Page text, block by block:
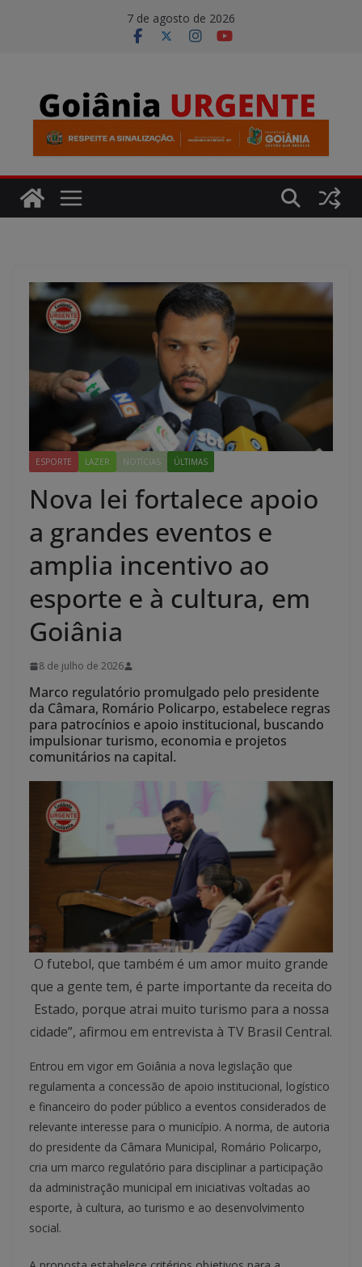
7 de agosto de 2026
ESPORTE LAZER NOTÍCIAS ÚLTIMAS
Nova lei fortalece apoio
a grandes eventos e
amplia incentivo ao
esporte e à cultura, em
Goiânia
8 de julho de 2026
Marco regulatório promulgado pelo presidente
da Câmara, Romário Policarpo, estabelece regras
para patrocínios e apoio institucional, buscando
impulsionar turismo, economia e projetos
comunitários na capital.
O futebol, que também é um amor muito grande
que a gente tem, é parte importante da receita do
Estado, porque atrai muito turismo para a nossa
cidade”, afirmou em entrevista à TV Brasil Central.
Entrou em vigor em Goiânia a nova legislação que
regulamenta a concessão de apoio institucional, logístico
e financeiro do poder público a eventos considerados de
relevante interesse para o município. A norma, de autoria
do presidente da Câmara Municipal, Romário Policarpo,
cria um marco regulatório para disciplinar a participação
da administração municipal em iniciativas voltadas ao
esporte, à cultura, ao turismo e ao desenvolvimento
social.
modal-check